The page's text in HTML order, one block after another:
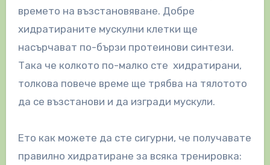
времето на възстановяване. Добре
хидратираните мускулни клетки ще
насърчават по-бързи протеинови синтези.
Така че колкото по-малко сте хидратирани,
толкова повече време ще трябва на тялотото
да се възстанови и да изгради мускули.
Ето как можете да сте сигурни, че получавате
правилно хидратиране за всяка тренировка: